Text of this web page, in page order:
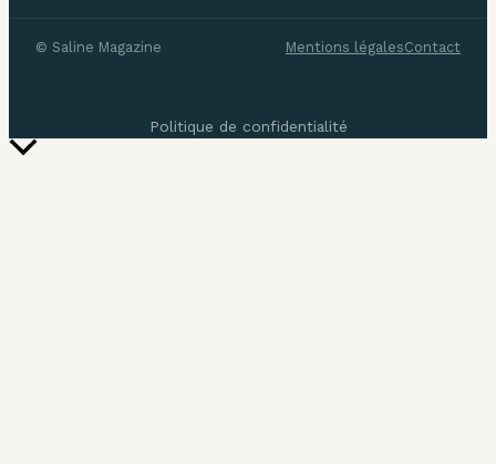
© Saline Magazine Mentions légalesContact
Politique de confidentialité